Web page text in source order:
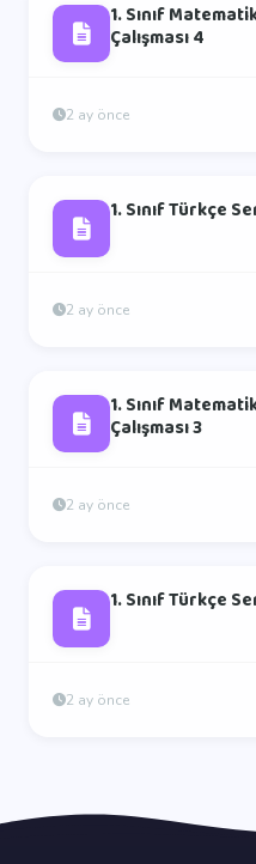
1. Sınıf
Çalışması 4
2 ay önce
1. Sınıf Türkçe
2 ay önce
1. Sınıf
Çalışması 3
2 ay önce
1. Sınıf Türkçe
2 ay önce